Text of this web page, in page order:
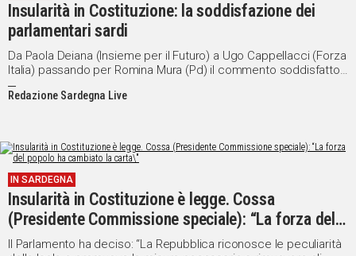
Insularità in Costituzione: la soddisfazione dei
parlamentari sardi
Da Paola Deiana (Insieme per il Futuro) a Ugo Cappellacci (Forza
Italia) passando per Romina Mura (Pd) il commento soddisfatto
dopo il voto della Camera
Redazione Sardegna Live
IN SARDEGNA
Insularità in Costituzione è legge. Cossa
(Presidente Commissione speciale): “La forza del
popolo ha cambiato la carta"
Il Parlamento ha deciso: “La Repubblica riconosce le peculiarità